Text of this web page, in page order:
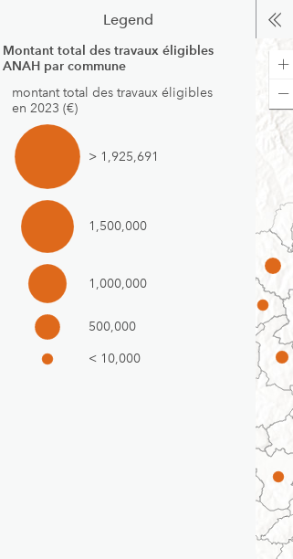
Legend
Montant total des travaux éligibles
ANAH par commune
montant total des travaux éligibles
en 2023 (€)
> 1,925,691
1,500,000
1,000,000
500,000
< 10,000